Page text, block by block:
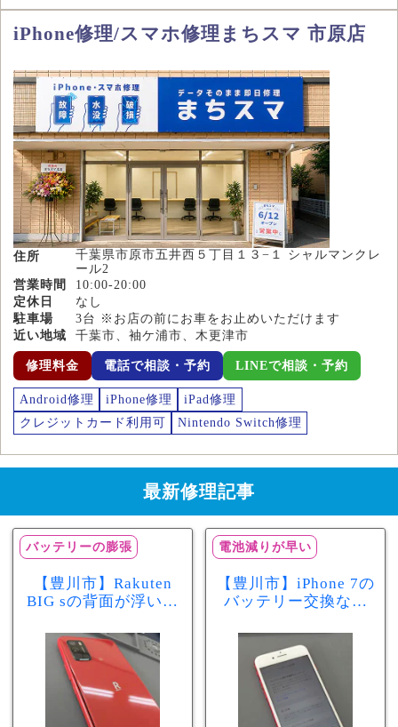
iPhone修理/スマホ修理まちスマ 市原店
住所
千葉県市原市五井西５丁目１３−１ シャルマンクレ
ール2
営業時間
10:00-20:00
定休日
なし
駐車場
3台 ※お店の前にお車をお止めいただけます
近い地域
千葉市、袖ケ浦市、木更津市
修理料金 電話で相談・予約 LINEで相談・予約
Android修理 iPhone修理
iPad修理
クレジットカード利用可
Nintendo Switch修理
最新修理記事
バッテリーの膨張
【豊川市】Rakuten
BIG sの背面が浮いて
リー膨張のサインか
もしれません！バッ
テリー交換修理事例
電池減りが早い
【豊川市】iPhone 7の
バッテリー交換なら
最大容量70％で電池
の減りが早い症状も
当日60分で改善